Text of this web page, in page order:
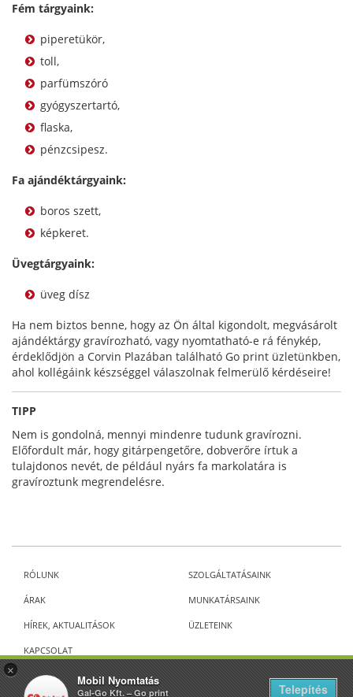
×
Mobil Nyomtatás
Gal-Go Kft. – Go print Telepítés
Fém tárgyaink:
piperetükör,
toll,
parfümszóró
gyógyszertartó,
flaska,
pénzcsipesz.
Fa ajándéktárgyaink:
boros szett,
képkeret.
Üvegtárgyaink:
üveg dísz
Ha nem biztos benne, hogy az Ön által kigondolt, megvásárolt
ajándéktárgy gravírozható, vagy nyomtatható-e rá fénykép,
érdeklődjön a Corvin Plazában található Go print üzletünkben,
ahol kollégáink készséggel válaszolnak felmerülő kérdéseire!
TIPP
Nem is gondolná, mennyi mindenre tudunk gravírozni.
Előfordult már, hogy gitárpengetőre, dobverőre írtuk a
tulajdonos nevét, de például nyárs fa markolatára is
gravíroztunk megrendelésre.
RÓLUNK SZOLGÁLTATÁSAINK
ÁRAK MUNKATÁRSAINK
HÍREK, AKTUALITÁSOK ÜZLETEINK
KAPCSOLAT
ALL RIGHTS RESERVED 2026 GO PRINT